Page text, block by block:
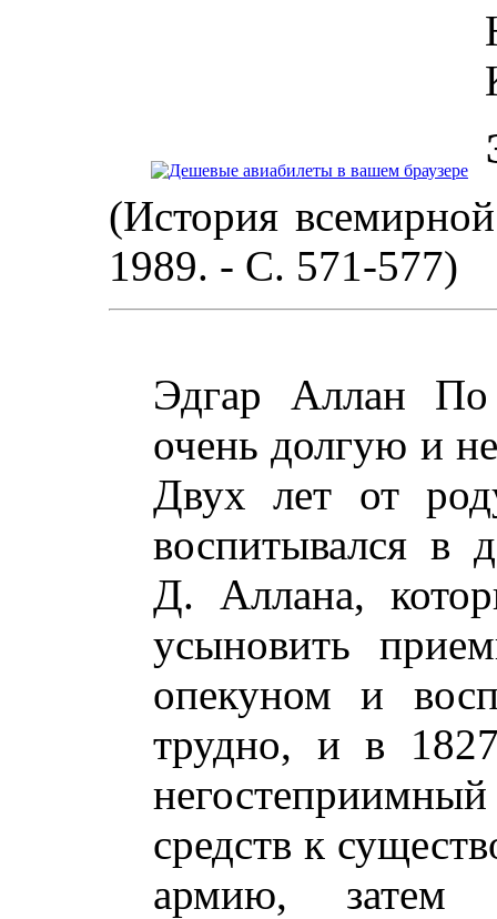
(История
1989. - С. 571-577)
Эдгар Аллан
очень долгую и
Двух лет от
воспитывался в
Д. Аллана,
усыновить
опекуном и
трудно, и в
средств к
армию, затем